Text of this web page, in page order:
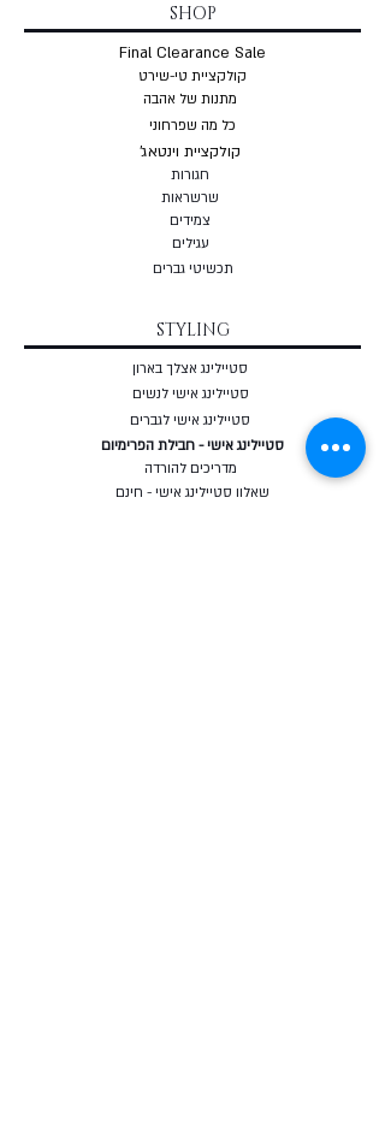
SHOP
Final Clearance Sale
קולקציית טי-שירט
מתנות של אהבה
כל מה שפרחוני
קולקציית וינטאג'
חגורות
שרשראות
צמידים
עגילים
תכשיטי גברים
STYLING
סטיילינג אצלך בארון
סטיילינג אישי לנשים
סטיילינג אישי לגברים
סטיילינג אישי - חבילת הפרימיום
מדריכים להורדה
שאלון סטיילינג אישי - חינם